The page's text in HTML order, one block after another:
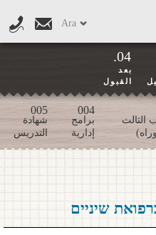
Ara
04.
بعد
القبول
الثالث
004
برامج
إدارية
005
شهادة
التدريس
שיניים